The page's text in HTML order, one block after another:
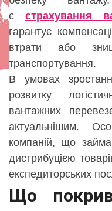
є страхування
гарантує
втрати або
транспортування.
В умовах
розвитку
вантажних
актуальнішим.
компаній, що
дистрибуцією
експедиторських
Що